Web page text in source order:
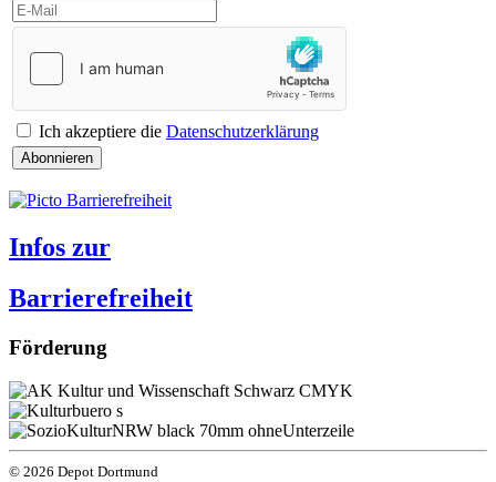
Ich akzeptiere die Datenschutzerklärung
Abonnieren
Infos zur
Barrierefreiheit
Förderung
© 2026 Depot Dortmund